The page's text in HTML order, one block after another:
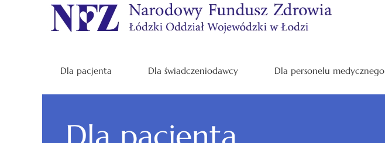
Dla pacjenta Dla świadczeniodawcy Dla personelu medycznego